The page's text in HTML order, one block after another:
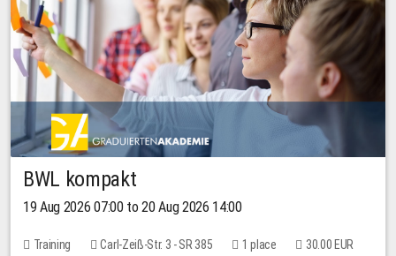
BWL kompakt
19 Aug 2026 07:00 to 20 Aug 2026 14:00
Training Carl-Zeiß-Str. 3 - SR 385 1 place 30.00 EUR